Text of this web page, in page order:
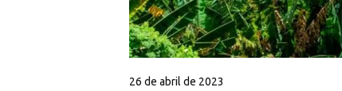
26 de abril de 2023